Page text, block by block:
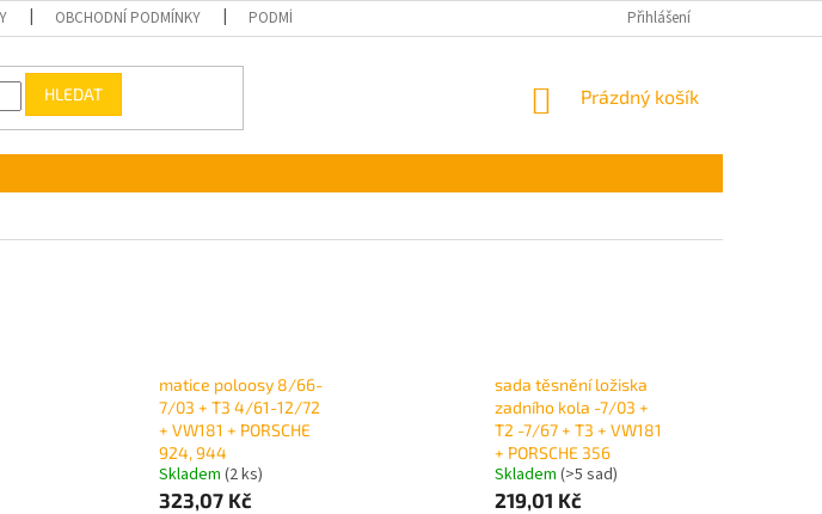
OBCHODNÍ PODMÍNKY PODMÍNKY OCHRANY OSOBNÍCH ÚDAJŮ Přihlášení
HLEDAT
NÁKUPNÍ
Prázdný košík
matice poloosy 8/66-
7/03 + T3 4/61-12/72
+ VW181 + PORSCHE
924, 944
Skladem (2 ks)
323,07 Kč
sada těsnění ložiska
zadního kola -7/03 +
T2 -7/67 + T3 + VW181
+ PORSCHE 356
Skladem (>5 sad)
219,01 Kč